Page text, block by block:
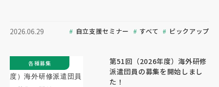
2026.06.29 自立支援セミナー すべて ピックアップ
第51回（2026年度）海外研修
派遣団員の募集を開始しまし
た！
各種募集